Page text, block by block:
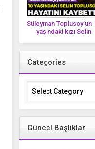
Süleyman Toplusoy’un
yaşındaki kızı Selin
Categories
Categories
Güncel Başlıklar